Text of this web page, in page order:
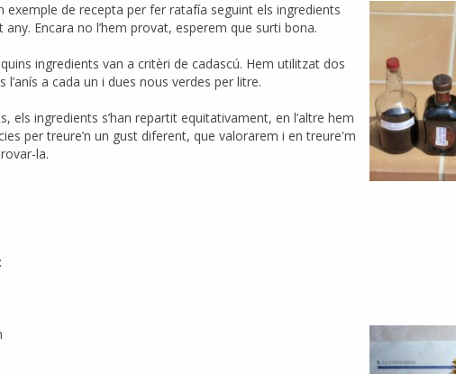
exemple de recepta per fer ratafía seguint els ingredients
Encara no l’hem provat, esperem que surti bona.
ingredients van a critèri de cadascú. Hem utilitzat dos
a cada un i dues nous verdes per litre.
els ingredients s’han repartit equitativament, en l’altre hem
per treure’n un gust diferent, que valorarem i en treure'm
la.